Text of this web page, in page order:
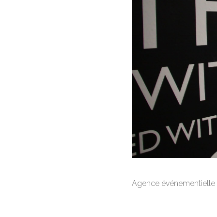
Agence événementielle